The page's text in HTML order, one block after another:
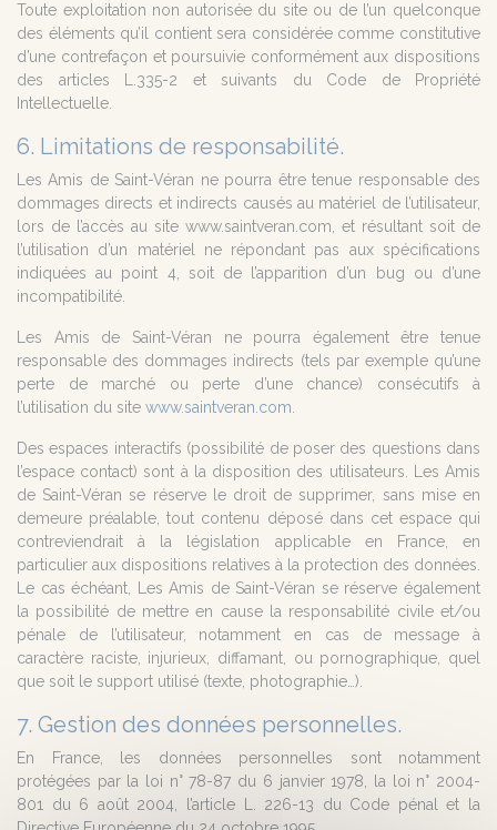
Toute exploitation non autorisée du site ou de l’un quelconque
des éléments qu’il contient sera considérée comme constitutive
d’une contrefaçon et poursuivie conformément aux dispositions
des articles L.335-2 et suivants du Code de Propriété
Intellectuelle.
6. Limitations de responsabilité.
Les Amis de Saint-Véran ne pourra être tenue responsable des
dommages directs et indirects causés au matériel de l’utilisateur,
lors de l’accès au site www.saintveran.com, et résultant soit de
l’utilisation d’un matériel ne répondant pas aux spécifications
indiquées au point 4, soit de l’apparition d’un bug ou d’une
incompatibilité.
Les Amis de Saint-Véran ne pourra également être tenue
responsable des dommages indirects (tels par exemple qu’une
perte de marché ou perte d’une chance) consécutifs à
l’utilisation du site www.saintveran.com
Des espaces interactifs (possibilité de poser des questions dans
l’espace contact) sont à la disposition des utilisateurs. Les Amis
de Saint-Véran se réserve le droit de supprimer, sans mise en
demeure préalable, tout contenu déposé dans cet espace qui
contreviendrait à la législation applicable en France, en
particulier aux dispositions relatives à la protection des données.
Le cas échéant, Les Amis de Saint-Véran se réserve également
la possibilité de mettre en cause la responsabilité civile et/ou
pénale de l’utilisateur, notamment en cas de message à
caractère raciste, injurieux, diffamant, ou pornographique, quel
que soit le support utilisé (texte, photographie…).
7. Gestion des données personnelles.
En France, les données personnelles sont notamment
protégées par la loi n° 78-87 du 6 janvier 1978, la loi n° 2004-
801 du 6 août 2004, l’article L. 226-13 du Code pénal et la